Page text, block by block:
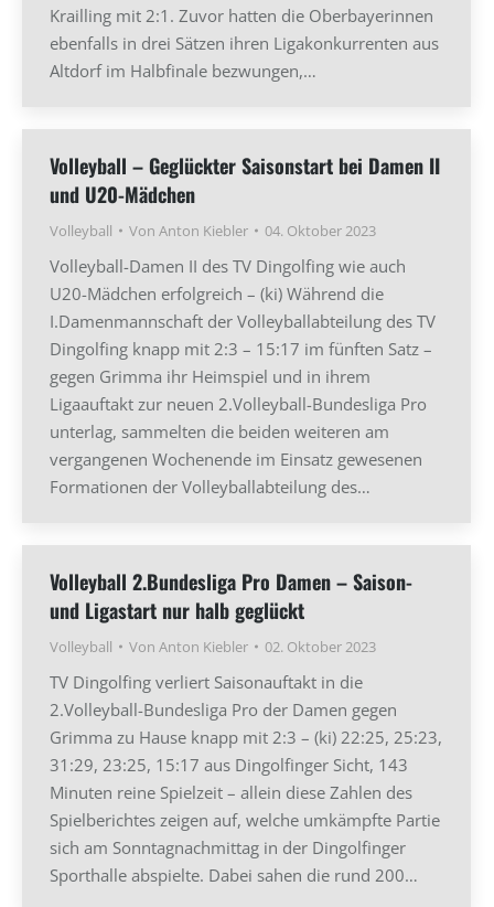
Krailling mit 2:1. Zuvor hatten die Oberbayerinnen
ebenfalls in drei Sätzen ihren Ligakonkurrenten aus
Altdorf im Halbfinale bezwungen,…
Volleyball – Geglückter Saisonstart bei Damen II
und U20-Mädchen
Volleyball Von Anton Kiebler 04. Oktober 2023
Volleyball-Damen II des TV Dingolfing wie auch
U20-Mädchen erfolgreich – (ki) Während die
I.Damenmannschaft der Volleyballabteilung des TV
Dingolfing knapp mit 2:3 – 15:17 im fünften Satz –
gegen Grimma ihr Heimspiel und in ihrem
Ligaauftakt zur neuen 2.Volleyball-Bundesliga Pro
unterlag, sammelten die beiden weiteren am
vergangenen Wochenende im Einsatz gewesenen
Formationen der Volleyballabteilung des…
Volleyball 2.Bundesliga Pro Damen – Saison-
und Ligastart nur halb geglückt
Volleyball Von Anton Kiebler 02. Oktober 2023
TV Dingolfing verliert Saisonauftakt in die
2.Volleyball-Bundesliga Pro der Damen gegen
Grimma zu Hause knapp mit 2:3 – (ki) 22:25, 25:23,
31:29, 23:25, 15:17 aus Dingolfinger Sicht, 143
Minuten reine Spielzeit – allein diese Zahlen des
Spielberichtes zeigen auf, welche umkämpfte Partie
sich am Sonntagnachmittag in der Dingolfinger
Sporthalle abspielte. Dabei sahen die rund 200…